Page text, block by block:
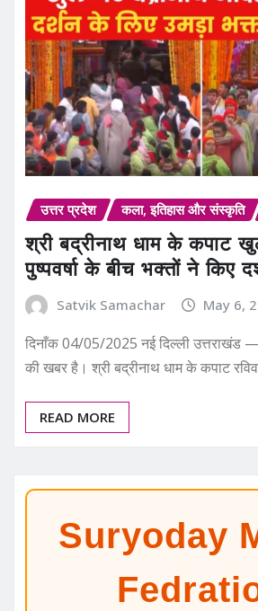
उत्तर प्रदेश कला, इतिहास और संस्कृति
श्री बद्रीनाथ धाम के कपाट
पुष्पवर्षा के बीच भक्तों ने किए
Satvik Samachar May 6,
दिनाँक 04/05/2025 नई दिल्ली उत्तराखंड
की खबर है। श्री बद्रीनाथ धाम के कपाट
READ MORE
Suryoday